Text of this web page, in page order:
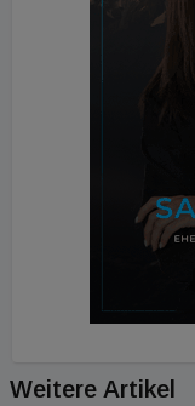
Weitere Artikel